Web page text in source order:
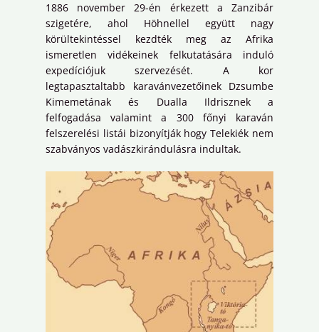
1886 november 29-én érkezett a Zanzibár
szigetére, ahol Höhnellel együtt nagy
körültekintéssel kezdték meg az Afrika
ismeretlen vidékeinek felkutatására induló
expedíciójuk szervezését. A kor
legtapasztaltabb karavánvezetőinek Dzsumbe
Kimemetának és Dualla Ildrisznek a
felfogadása valamint a 300 főnyi karaván
felszerelési listái bizonyítják hogy Telekiék nem
szabványos vadászkirándulásra indultak.